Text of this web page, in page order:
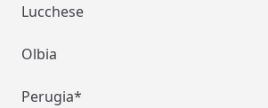
Lucchese
Olbia
Perugia*